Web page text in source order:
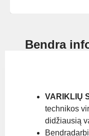
Bendra
VARIKLIŲ
technikos
didžiausią